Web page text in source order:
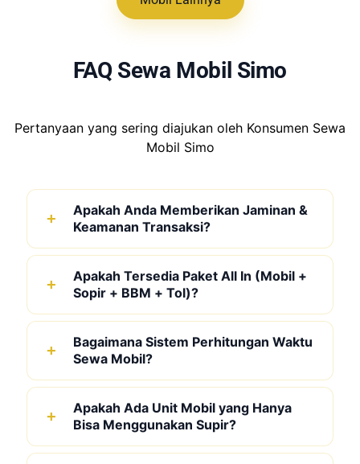
FAQ Sewa Mobil Simo
Pertanyaan yang sering diajukan oleh Konsumen Sewa
Mobil Simo
Apakah Anda Memberikan Jaminan &
Keamanan Transaksi?
Apakah Tersedia Paket All In (Mobil +
Sopir + BBM + Tol)?
Bagaimana Sistem Perhitungan Waktu
Sewa Mobil?
Apakah Ada Unit Mobil yang Hanya
Bisa Menggunakan Supir?